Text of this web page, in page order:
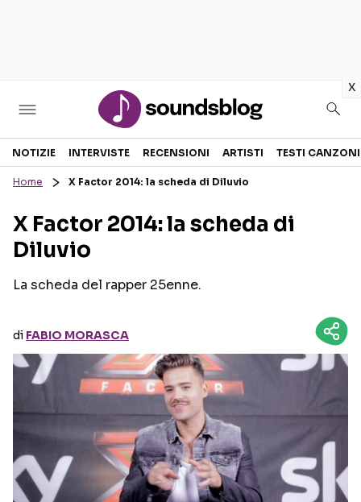
x
Sezioni
RECENSIONI MUSICALI
INTERVISTE
GOSSIP E CURIOSITÀ
TESTI CANZONI
TALENT SHOW
Seguici sui social
NOTIZIE INTERVISTE RECENSIONI ARTISTI TESTI CANZONI
Home X Factor 2014: la scheda di Diluvio
X Factor 2014: la scheda di
Diluvio
La scheda del rapper 25enne.
di FABIO MORASCA